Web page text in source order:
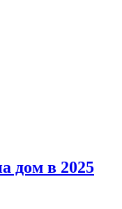
дом в 2025